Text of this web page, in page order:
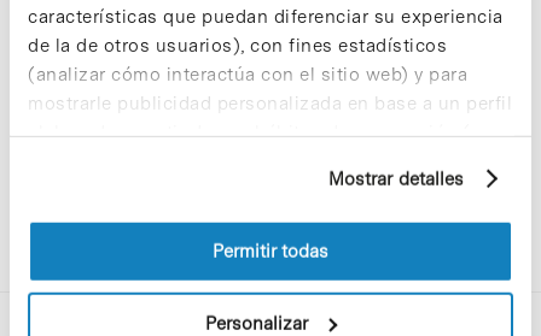
características que puedan diferenciar su experiencia
de la de otros usuarios), con fines estadísticos
(analizar cómo interactúa con el sitio web) y para
mostrarle publicidad personalizada en base a un perfil
elaborado a partir de sus hábitos de navegación (por
información sobre las cookies puede consultar
la Política de cookies del sitio web.
Mostrar detalles
Permitir todas
Personalizar